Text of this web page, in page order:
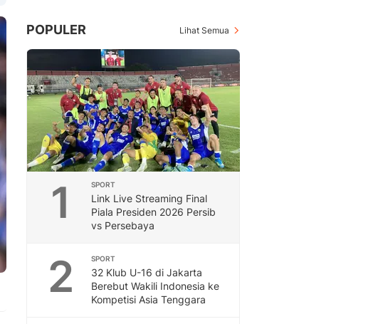
POPULER Lihat Semua
1 SPORT
Link Live Streaming Final
Piala Presiden 2026 Persib
vs Persebaya
2 SPORT
32 Klub U-16 di Jakarta
Berebut Wakili Indonesia ke
Kompetisi Asia Tenggara